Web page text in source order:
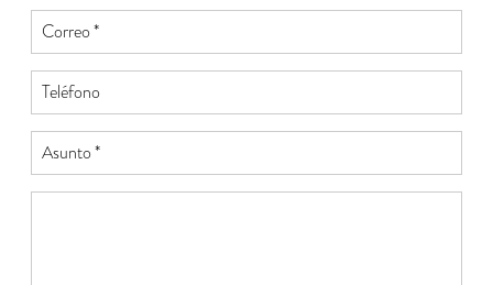
Correo *
Teléfono
Asunto *